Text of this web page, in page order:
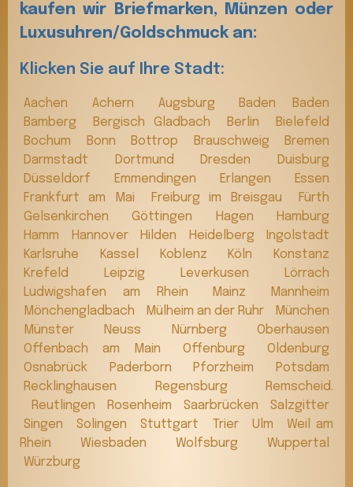
kaufen wir Briefmarken, Münzen oder
Luxusuhren/Goldschmuck an:
Klicken Sie auf Ihre Stadt:
Aachen Achern Augsburg
Baden Baden
Bamberg
Bergisch Gladbach Berlin
Bielefeld
Bochum
Bonn Bottrop Brauschweig
Bremen
Darmstadt
Dortmund Dresden
Duisburg
Düsseldorf
Emmendingen Erlangen
Essen
Frankfurt am Mai
Freiburg im Breisgau
Fürth
Gelsenkirchen
Göttingen Hagen
Hamburg
Hamm
Hannover Hilden Heidelberg
Ingolstadt
Karlsruhe
Kassel Koblenz Köln
Konstanz
Krefeld
Leipzig Leverkusen
Lörrach
Ludwigshafen am Rhein
Mainz
Mannheim
Mönchengladbach
Mülheim an der Ruhr
München
Münster
Neuss Nürnberg
Oberhausen
Offenbach am Main
Offenburg
Oldenburg
Osnabrück
Paderborn Pforzheim
Potsdam
Recklinghausen
Regensburg
Remscheid.
Reutlingen
Rosenheim Saarbrücken
Salzgitter
Singen
Solingen Stuttgart Trier Ulm
Weil am
Rhein
Wiesbaden Wolfsburg
Wuppertal
Würzburg